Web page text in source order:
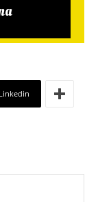
Linkedin